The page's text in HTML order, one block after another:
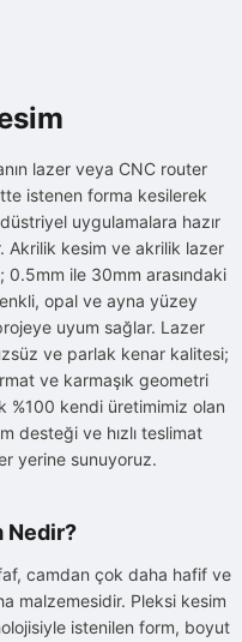
lazer veya CNC router
istenen forma kesilerek
uygulamalara hazır
Akrilik kesim ve akrilik lazer
ile 30mm arasındaki
opal ve ayna yüzey
uyum sağlar. Lazer
ve parlak kenar kalitesi;
ve karmaşık geometri
%100 kendi üretimimiz olan
desteği ve hızlı teslimat
yerine sunuyoruz.
Nedir?
camdan çok daha hafif ve
malzemesidir. Pleksi kesim
istenilen form, boyut